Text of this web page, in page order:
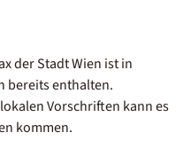
der Stadt Wien ist in
bereits enthalten.
Vorschriften kann es
kommen.